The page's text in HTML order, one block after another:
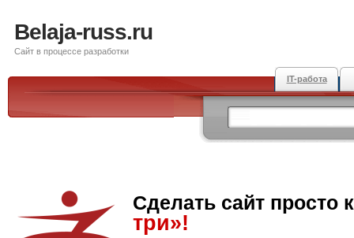
Belaja-russ.ru
Сайт в процессе разработки
IT-работа
Сделать сайт просто
три»!